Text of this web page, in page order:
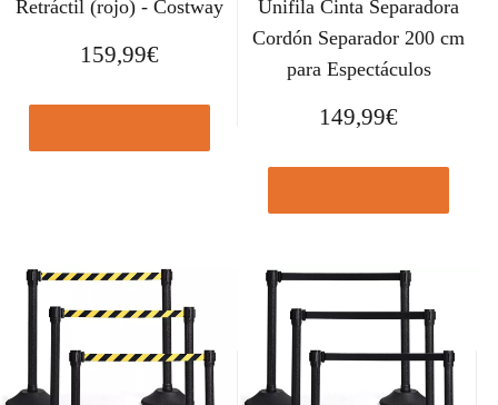
Retráctil (rojo) - Costway
159,99€
Unifila Cinta Separadora
Cordón Separador 200 cm
para Espectáculos
149,99€